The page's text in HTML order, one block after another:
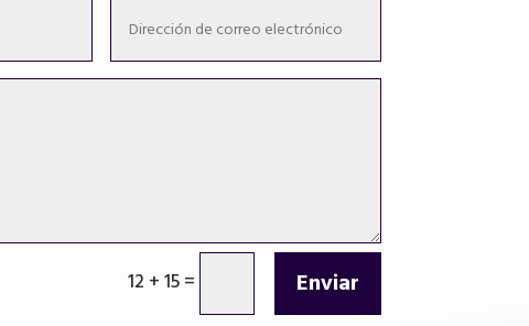
12 + 15= Enviar